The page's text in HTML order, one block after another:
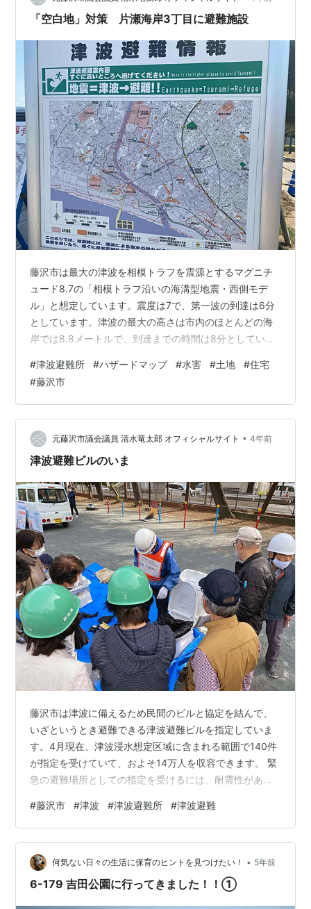
守りたいと強く思いました。想定される津波に…
「空白地」対策 片瀬海岸3丁目に避難施設
藤沢市は最大の津波を相模トラフを震源とするマグニチ
ュード8.7の「相模トラフ沿いの海溝型地震・西側モデ
ル」と想定しています。震度は7で、第一波の到達は6分
としています。津波の最大の高さは市内のほとんどの海
岸では8.8メートルで、到達までの時間は8分としていま
般的に300メートル避難できる計算です。藤沢市では津
波が想定される区域外に逃げることを第一として、長距
離の避難が必要な地域を、▲片瀬海岸2丁目と3丁目、▲
鵠沼海岸1丁目から5丁目、▲辻堂西海岸3丁目、▲辻堂東
海岸3丁目と4丁目、それに▲片瀬海岸1丁目、▲片瀬4丁
目と5丁目、▲鵠沼海岸6丁目…
#津波避難所 #ハザードマップ #水害 #土地 #住宅
#藤沢市
元藤沢市議会議員 清水竜太郎 オフィシャルサイト • 4年前
津波避難ビルのいま
藤沢市は津波に備えるため民間のビルと協定を結んで、
いざというとき避難できる津波避難ビルを指定していま
す。4月現在、津波浸水想定区域に含まれる範囲で140件
が指定を受けていて、およそ14万人を収容できます。 緊
急の避難場所としての指定を受けるには、耐震性があ
置に避難場所が確保されていることなどが条件で、辻堂
西海岸や辻堂東海岸、鵠沼海岸、片瀬海岸、江の島のほ
か、辻堂や辻堂太平台、本鵠沼、鵠沼松が岡、鵠沼藤が
谷、片瀬が対象です。 これまで高さについては3階以上
の部分があるとされてきましたので、だいたい6メートル
#藤沢市 #津波 #津波避難所 #津波避難
何気ない日々の生活に保育のヒントを見つけたい！ • 5年前
6-179 吉田公園に行ってきました！！①